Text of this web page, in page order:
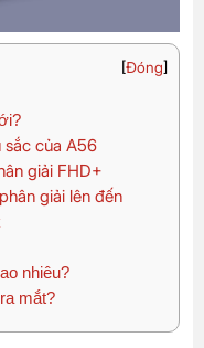
[Đóng]
sắc của A56
giải FHD+
giải lên đến
nhiêu?
mắt?